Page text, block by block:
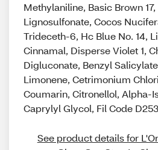
Methylaniline, Basic Brown
Lignosulfonate, Cocos
Trideceth-6, Hc Blue No. 14,
Cinnamal, Disperse Violet 1,
Digluconate, Benzyl
Limonene, Cetrimonium
Coumarin, Citronellol, Alpha-
Caprylyl Glycol, Fil Code
See product details for